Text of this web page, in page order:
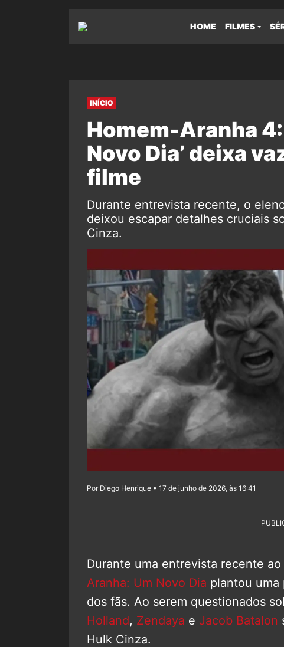
HOME FILMES
INÍCIO
Homem-Aranha 4:
Novo Dia’ deixa
filme
Durante entrevista recente, o
deixou escapar detalhes cruciais
Cinza.
Por Diego Henrique • 17 de junho de 2026, às 16:41
Durante uma entrevista recente ao
Aranha: Um Novo Dia plantou uma
dos fãs. Ao serem questionados
Holland, Zendaya e Jacob Batalon
Hulk Cinza.